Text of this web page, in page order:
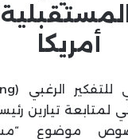
أمريكا
تيارين
موضوع